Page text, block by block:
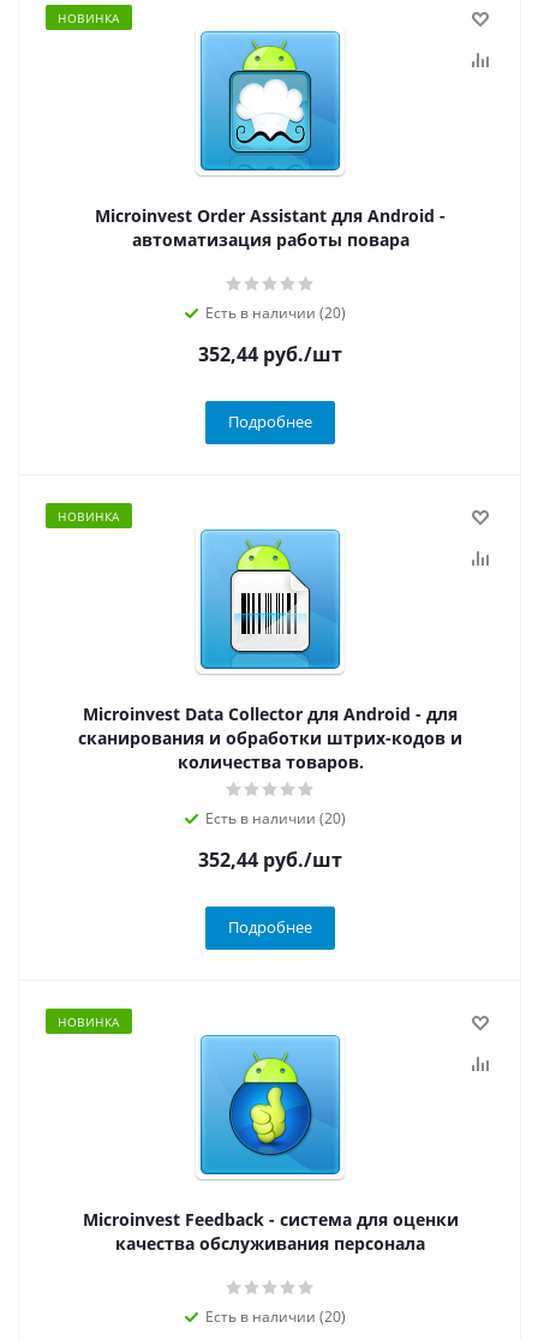
НОВИНКА
Microinvest Order Assistant для Android -
автоматизация работы повара
Есть в наличии (20)
352,44 руб./шт
Подробнее
НОВИНКА
Microinvest Data Collector для Android - для
сканирования и обработки штрих-кодов и
количества товаров.
Есть в наличии (20)
352,44 руб./шт
Подробнее
НОВИНКА
Microinvest Feedback - система для оценки
качества обслуживания персонала
Есть в наличии (20)